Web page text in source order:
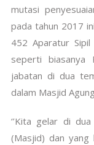
mutasi
pada tahun 2017
452 Aparatur
seperti biasanya
jabatan di dua
dalam Masjid
‘’Kita gelar di
(Masjid) dan yang